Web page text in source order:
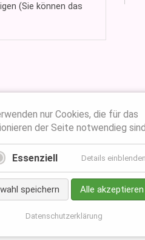
(Sie können das
nur Cookies, die für das
der Seite notwendieg
Essenziell Details einblenden
speichern Alle akzeptieren
Datenschutzerklärung